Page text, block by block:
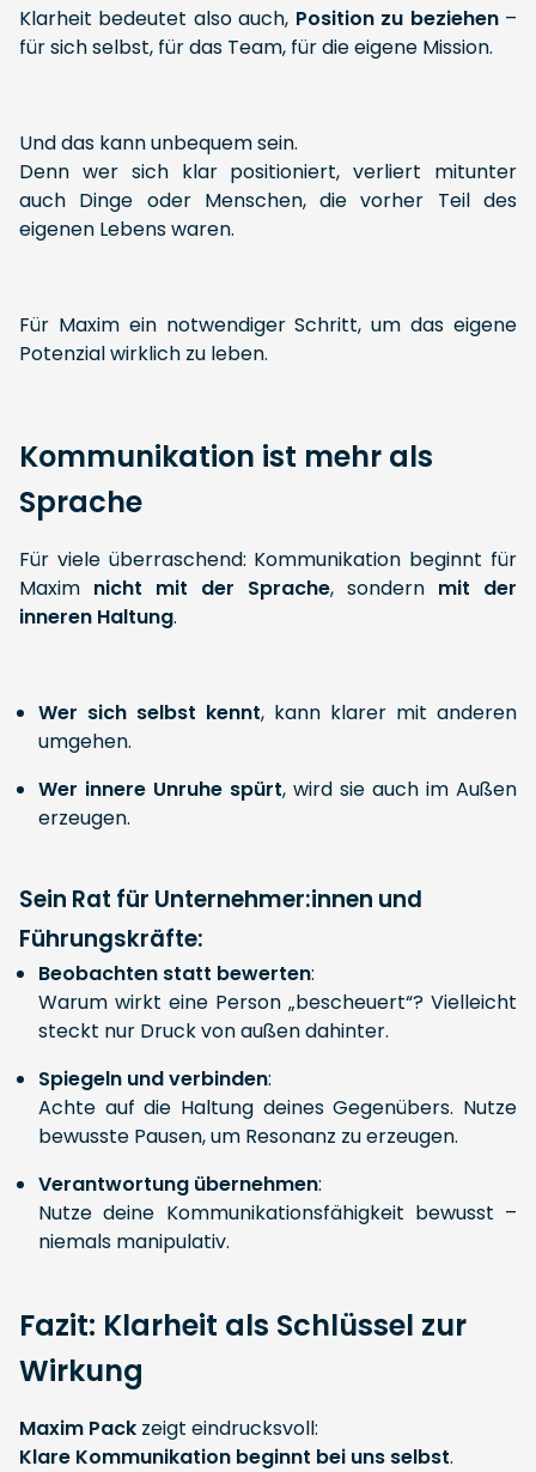
Klarheit bedeutet also auch, Position zu beziehen–
für sich selbst, für das Team, für die eigene Mission.
Und das kann unbequem sein.
Denn wer sich klar positioniert, verliert mitunter
auch Dinge oder Menschen, die vorher Teil des
eigenen Lebens waren.
Für Maxim ein notwendiger Schritt, um das eigene
Potenzial wirklich zu leben.
Kommunikation ist mehr als
Sprache
Für viele überraschend: Kommunikation beginnt für
Maxim nicht mit der Sprache, sondern mit der
inneren Haltung.
Wer sich selbst kennt, kann klarer mit anderen
umgehen.
Wer innere Unruhe spürt, wird sie auch im Außen
erzeugen.
Sein Rat für Unternehmer:innen und
Führungskräfte:
Beobachten statt bewerten:
Warum wirkt eine Person „bescheuert“? Vielleicht
steckt nur Druck von außen dahinter.
Spiegeln und verbinden:
Achte auf die Haltung deines Gegenübers. Nutze
bewusste Pausen, um Resonanz zu erzeugen.
Verantwortung übernehmen:
Nutze deine Kommunikationsfähigkeit bewusst –
niemals manipulativ.
Fazit: Klarheit als Schlüssel zur
Wirkung
Maxim Pack zeigt eindrucksvoll:
Klare Kommunikation beginnt bei uns selbst.